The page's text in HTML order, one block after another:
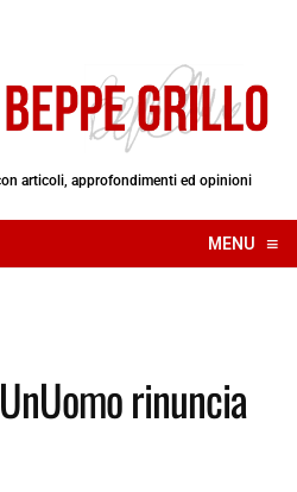
articoli, approfondimenti ed opinioni
MENU ≡
☰
rinuncia